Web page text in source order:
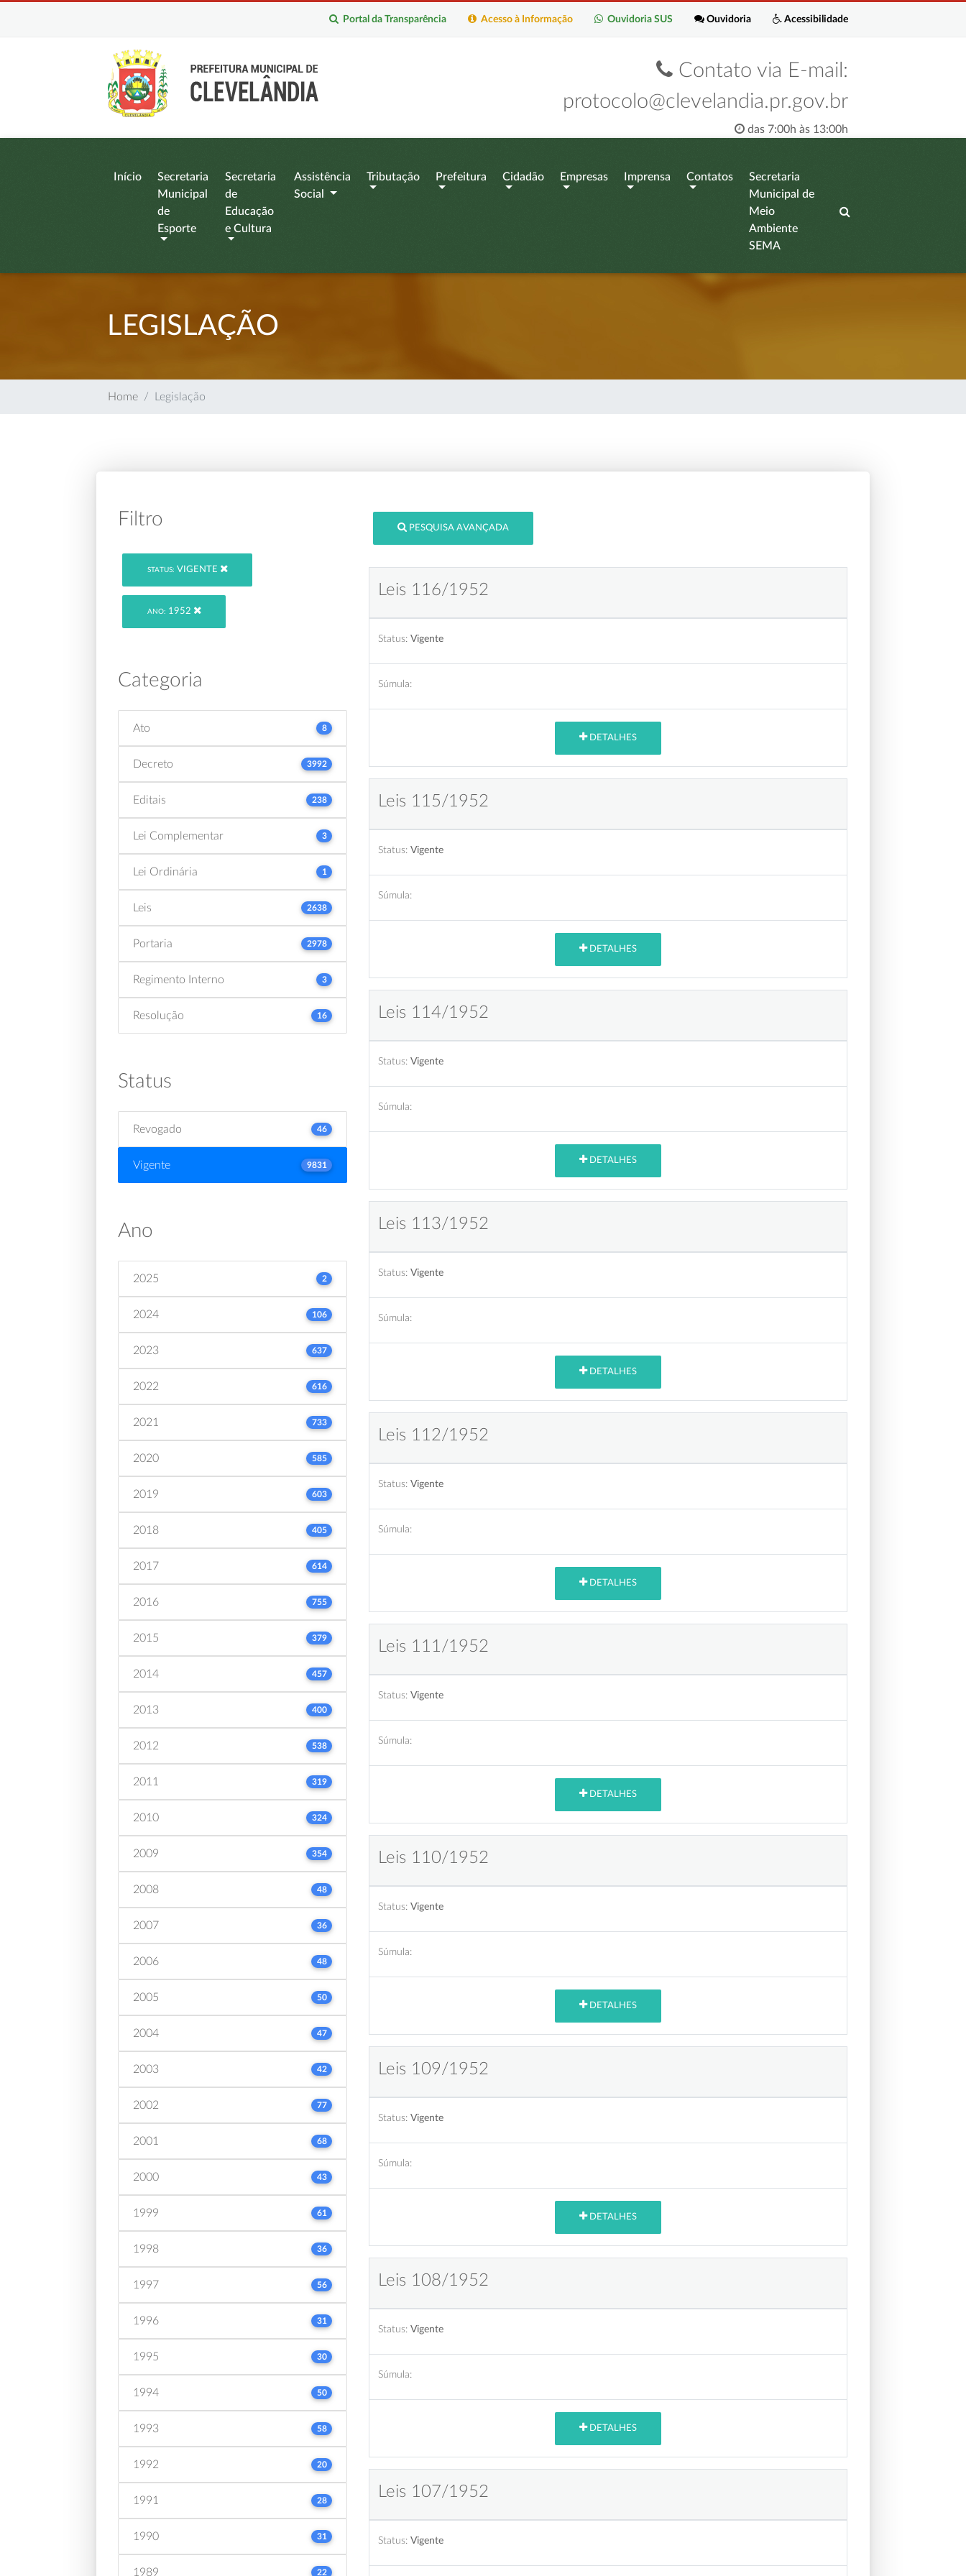
Acessibilidade
Ouvidoria
Ouvidoria SUS
Acesso à Informação
Portal da Transparência
Contato via E-mail:
protocolo@clevelandia.pr.gov.br
das 7:00h às 13:00h
Início
Secretaria
Municipal
de
Esporte
Secretaria
de
Educação
e Cultura
Assistência
Social
Tributação Prefeitura Cidadão Empresas Imprensa Contatos
Secretaria
Municipal de
Meio
Ambiente
SEMA
LEGISLAÇÃO
Home Legislação
Filtro
STATUS: VIGENTE
ANO: 1952
Categoria
Ato 8
Decreto 3992
Editais 238
Lei Complementar 3
Lei Ordinária 1
Leis 2638
Portaria 2978
Regimento Interno 3
Resolução 16
Status
Revogado 46
Vigente 9831
Ano
2025 2
2024 106
2023 637
2022 616
2021 733
2020 585
2019 603
2018 405
2017 614
2016 755
2015 379
2014 457
2013 400
2012 538
2011 319
2010 324
2009 354
2008 48
2007 36
2006 48
2005 50
2004 47
2003 42
2002 77
2001 68
2000 43
1999 61
1998 36
1997 56
1996 31
1995 30
1994 50
1993 58
1992 20
1991 28
1990 31
1989 22
PESQUISA AVANÇADA
Leis 116/1952
Status: Vigente
Súmula:
DETALHES
Leis 115/1952
Status: Vigente
Súmula:
DETALHES
Leis 114/1952
Status: Vigente
Súmula:
DETALHES
Leis 113/1952
Status: Vigente
Súmula:
DETALHES
Leis 112/1952
Status: Vigente
Súmula:
DETALHES
Leis 111/1952
Status: Vigente
Súmula:
DETALHES
Leis 110/1952
Status: Vigente
Súmula:
DETALHES
Leis 109/1952
Status: Vigente
Súmula:
DETALHES
Leis 108/1952
Status: Vigente
Súmula:
DETALHES
Leis 107/1952
Status: Vigente